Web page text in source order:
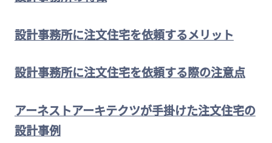
設計事務所に注文住宅を依頼するメリット
設計事務所に注文住宅を依頼する際の注意点
アーネストアーキテクツが手掛けた注文住宅の
設計事例